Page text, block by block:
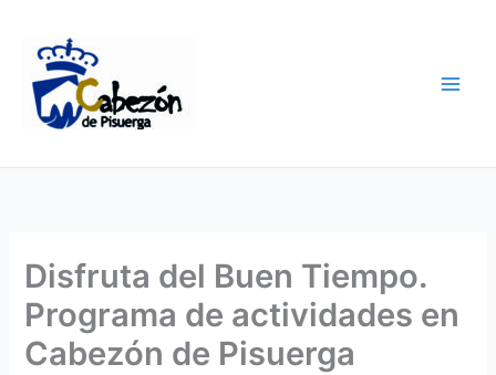
contenido
Disfruta del Buen Tiempo.
Programa de actividades en
Cabezón de Pisuerga